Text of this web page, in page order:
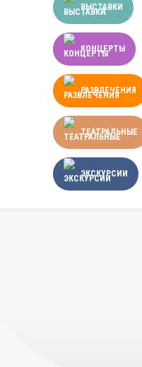
ВЫСТАВКИ
КОНЦЕРТЫ
РАЗВЛЕЧЕНИЯ
ТЕАТРАЛЬНЫЕ
ЭКСКУРСИИ